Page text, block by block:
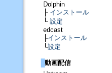
Dolphin
├ インストール
└ 設定
edcast
├インストール
└設定
動画配信